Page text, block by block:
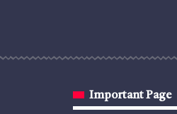
Important Page